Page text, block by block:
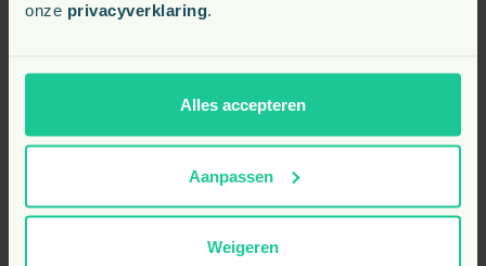
onze privacyverklaring.
Alles accepteren
Aanpassen
Weigeren
Gratis Catit Snackdispenser Muis Kat
130 P